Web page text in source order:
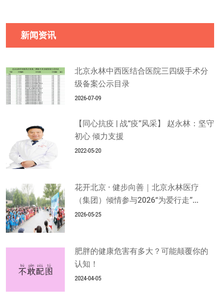
新闻资讯
北京永林中西医结合医院三四级手术分
级备案公示目录
2026-07-09
【同心抗疫 | 战“疫”风采】 赵永林：坚守
初心 倾力支援
2022-05-20
花开北京 · 健步向善｜北京永林医疗
（集团）倾情参与2026“为爱行走”...
2026-05-25
肥胖的健康危害有多大？可能颠覆你的
认知！
2024-04-05